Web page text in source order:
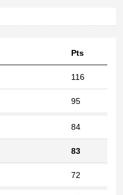
Pts
116
95
84
83
72